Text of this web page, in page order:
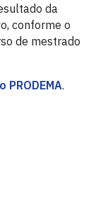
da
conforme o
de mestrado
PRODEMA.